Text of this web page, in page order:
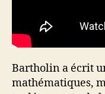
Bartholin a écrit
mathématiques,